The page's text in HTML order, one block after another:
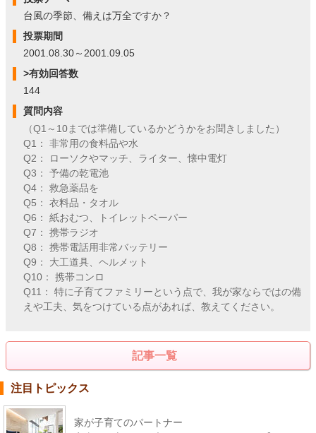
台風の季節、備えは万全ですか？
投票期間
2001.08.30～2001.09.05
>有効回答数
144
質問内容
（Q1～10までは準備しているかどうかをお聞きしました）
Q1： 非常用の食料品や水
Q2： ローソクやマッチ、ライター、懐中電灯
Q3： 予備の乾電池
Q4： 救急薬品を
Q5： 衣料品・タオル
Q6： 紙おむつ、トイレットペーパー
Q7： 携帯ラジオ
Q8： 携帯電話用非常バッテリー
Q9： 大工道具、ヘルメット
Q10： 携帯コンロ
Q11： 特に子育てファミリーという点で、我が家ならではの備
えや工夫、気をつけている点があれば、教えてください。
記事一覧
注目トピックス
家が子育てのパートナー